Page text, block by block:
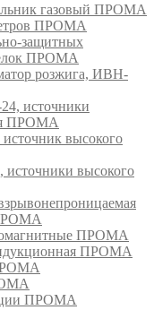
газовый ПРОМА
ПРОМА
защитных
ПРОМА
розжига, ИВН-
источники
ПРОМА
высокого
высокого
ПРОМА
ПРОМА
ПРОМА